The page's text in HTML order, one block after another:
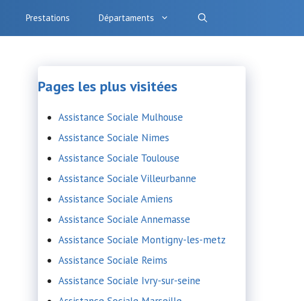
Prestations Départaments
Pages les plus visitées
Assistance Sociale Mulhouse
Assistance Sociale Nimes
Assistance Sociale Toulouse
Assistance Sociale Villeurbanne
Assistance Sociale Amiens
Assistance Sociale Annemasse
Assistance Sociale Montigny-les-metz
Assistance Sociale Reims
Assistance Sociale Ivry-sur-seine